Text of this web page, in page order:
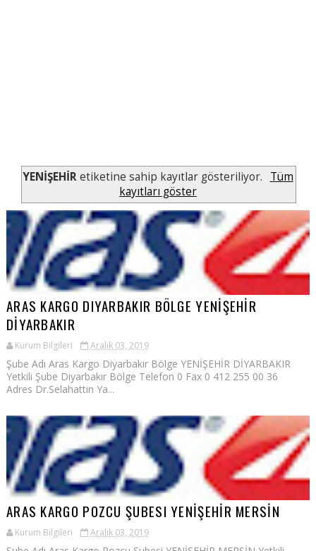
YENİŞEHİRetiketine sahip kayıtlar gösteriliyor.
Tüm
kayıtları göster
ARAS KARGO DIYARBAKIR BÖLGE YENİŞEHİR
DİYARBAKIR
Kurum Bilgileri Aralık 03, 2019
Şube Adı Aras Kargo Diyarbakır Bölge YENİŞEHİR DİYARBAKIR
Yetkili Şube Diyarbakır Bölge Telefon 0 Fax 0 412 255 00 36
Adres Dr.Selahattin Ya...
ARAS KARGO POZCU ŞUBESI YENİŞEHİR MERSİN
Kurum Bilgileri Aralık 03, 2019